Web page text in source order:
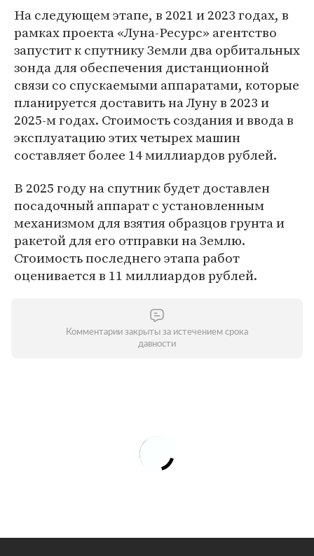
На следующем этапе, в 2021 и 2023 годах, в
рамках проекта «Луна-Ресурс» агентство
запустит к спутнику Земли два орбитальных
зонда для обеспечения дистанционной
связи со спускаемыми аппаратами, которые
планируется доставить на Луну в 2023 и
2025-м годах. Стоимость создания и ввода в
эксплуатацию этих четырех машин
составляет более 14 миллиардов рублей.
В 2025 году на спутник будет доставлен
посадочный аппарат с установленным
механизмом для взятия образцов грунта и
ракетой для его отправки на Землю.
Стоимость последнего этапа работ
оценивается в 11 миллиардов рублей.
Комментарии закрыты за истечением срока
давности